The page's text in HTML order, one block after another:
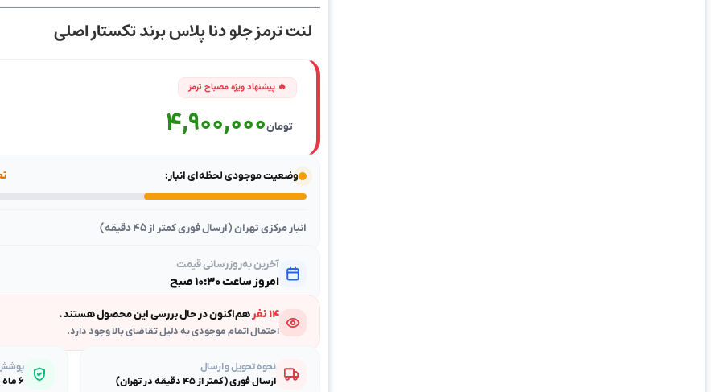
لنت ترمز جلو دنا پلاس برند تکستار اصلی
تومان4,900,000
وضعیت موجودی لحظه‌ای انبار:
انبار مرکزی تهران (ارسال فوری کمتر از ۴۵ دقیقه)
آخرین به‌روزرسانی قیمت
امروز ساعت ۱۰:۳۰ صبح
۱۴ نفر هم‌اکنون در حال بررسی این محصول هستند.
احتمال اتمام موجودی به دلیل تقاضای بالا وجود دارد.
نحوه تحویل و ارسال
ارسال فوری (کمتر از ۴۵ دقیقه در تهران)
پوشش
۶ ماه ضمانت طلایی بی‌قیدوشرط مصباح